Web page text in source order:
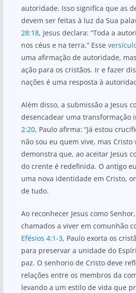
autoridade. Isso significa que as
devem ser feitas à luz da Sua
28:18, Jesus declara: “Toda a
nos céus e na terra.” Esse
uma afirmação de autoridade,
ação para os cristãos. Ir e fazer
nações é uma resposta à
Além disso, a submissão a Jesus
desencadear uma transformação
2:20, Paulo afirma: “Já estou
não sou eu quem vive, mas Cristo
demonstra que, ao aceitar Jesus
do crente é redefinida. O antigo
uma nova identidade em Cristo,
de tudo.
Ao reconhecer Jesus como
chamados a viver em comunhão
Efésios 4:1-3, Paulo exorta os
para preservar a unidade do
paz. O senhorio de Cristo deve
relações entre os membros da
levando a um estilo de vida que